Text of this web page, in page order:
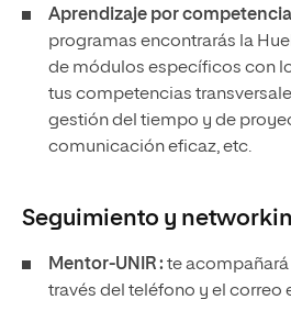
Aprendizaje por
programas encontrarás la
de módulos específicos con
tus competencias
gestión del tiempo y de
comunicación eficaz, etc.
Seguimiento y
Mentor-UNIR : te
través del teléfono y el correo